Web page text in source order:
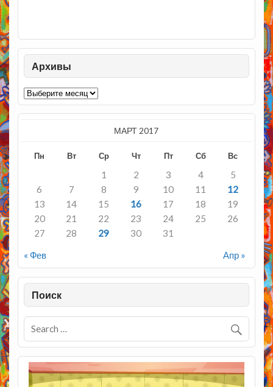
Архивы
Архивы
МАРТ 2017
Пн Вт Ср Чт Пт Сб Вс
« Фев Апр »
1 2 3 4
5
6
7 8 9 10 11
12
13
14 15 16 17 18
19
20
21 22 23 24 25
26
27
28 29 30 31
Поиск